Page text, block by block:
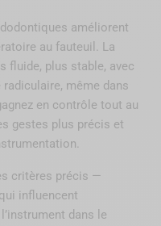
améliorent
au fauteuil. La
fluide, plus stable, avec
même dans
en contrôle tout au
gestes plus précis et
critères précis —
influencent
dans le